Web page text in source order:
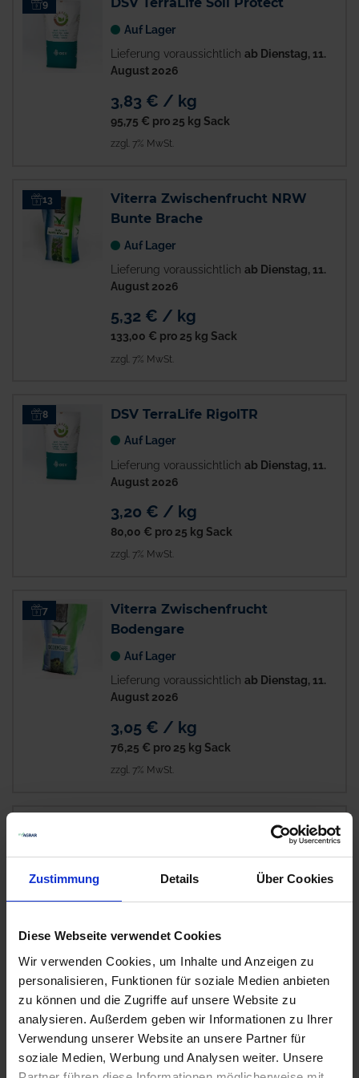
Zustimmung Details Über Cookies
Diese Webseite verwendet Cookies
Wir verwenden Cookies, um Inhalte und Anzeigen zu
personalisieren, Funktionen für soziale Medien anbieten
zu können und die Zugriffe auf unsere Website zu
analysieren. Außerdem geben wir Informationen zu Ihrer
Verwendung unserer Website an unsere Partner für
soziale Medien, Werbung und Analysen weiter. Unsere
9 DSV TerraLife Soil Protect
Auf Lager
Lieferung voraussichtlich ab Dienstag, 11.
August 2026
3,83 € / kg
95,75 € pro 25 kg Sack
zzgl. 7% MwSt.
13
Viterra Zwischenfrucht NRW
Bunte Brache
Auf Lager
Lieferung voraussichtlich ab Dienstag, 11.
August 2026
5,32 € / kg
133,00 € pro 25 kg Sack
zzgl. 7% MwSt.
8 DSV TerraLife RigolTR
Auf Lager
Lieferung voraussichtlich ab Dienstag, 11.
August 2026
3,20 € / kg
80,00 € pro 25 kg Sack
zzgl. 7% MwSt.
7
Viterra Zwischenfrucht
Bodengare
Auf Lager
Lieferung voraussichtlich ab Dienstag, 11.
August 2026
3,05 € / kg
76,25 € pro 25 kg Sack
zzgl. 7% MwSt.
Viterra Zwischenfrucht Mais
Auf Lager
4,28 € / kg
107,00 € pro 25 kg Sack
zzgl. 7% MwSt.
10 DSV TerraLife BetaSola
Auf Lager